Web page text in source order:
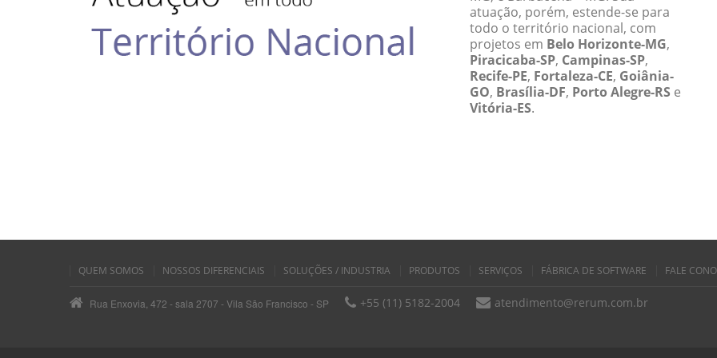
atuação, porém, estende-se para
todo o território nacional, com
projetos em Belo Horizonte-MG,
Piracicaba-SP, Campinas-SP,
Recife-PE, Fortaleza-CE, Goiânia-
GO, Brasília-DF, Porto Alegre-RS e
Vitória-ES.
QUEM SOMOS NOSSOS DIFERENCIAIS SOLUÇÕES / INDUSTRIA PRODUTOS SERVIÇOS FÁBRICA DE SOFTWARE FALE
Rua Enxovia, 472 - sala 2707 - Vila São Francisco - SP +55 (11) 5182-2004 atendimento@rerum.com.br